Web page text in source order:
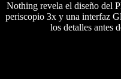
Nothing revela el diseño del
periscopio 3x y una interfaz
los detalles antes